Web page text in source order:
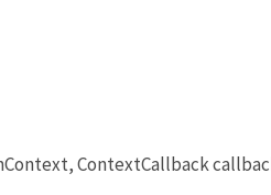
ContextCallback